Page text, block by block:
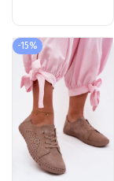
-15%